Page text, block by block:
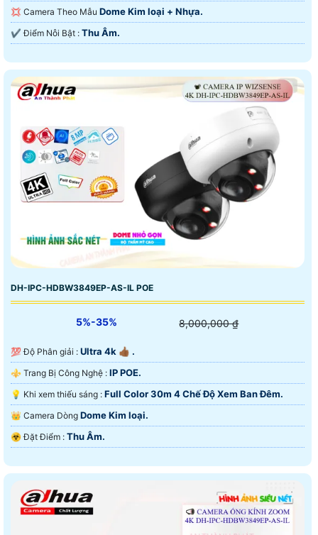
💢 Camera Theo Mẫu Dome Kim loại + Nhựa.
️✔️ Điểm Nỗi Bật : Thu Âm.
DH-IPC-HDBW3849EP-AS-IL POE
5%-35% 8,000,000 ₫
💯 Độ Phân giải : Ultra 4k 👍🏾 .
⚜️ Trang Bị Công Nghệ : IP POE.
💡 Khi xem thiếu sáng : Full Color 30m 4 Chế Độ Xem Ban Đêm.
👑 Camera Dòng Dome Kim loại.
️☣️ Đặt Điểm : Thu Âm.